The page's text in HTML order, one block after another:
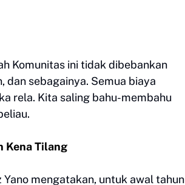
Komunitas ini tidak dibebankan
dan sebagainya. Semua biaya
rela. Kita saling bahu-membahu
Kena Tilang
Yano mengatakan, untuk awal tahun